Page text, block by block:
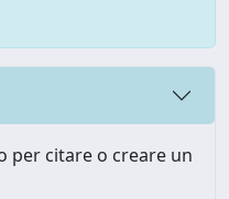
per citare o creare un